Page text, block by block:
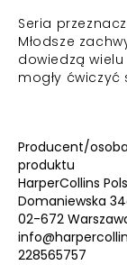
Seria
Młodsze
dowiedzą
mogły
Producent/
produktu
HarperCollins
Domaniewska
02-672
228565757